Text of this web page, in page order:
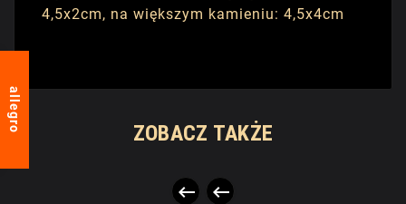
4,5x2cm, na większym kamieniu: 4,5x4cm
ZOBACZ TAKŻE
 
allegro